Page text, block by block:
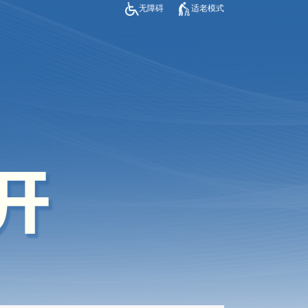
无障碍 适老模式